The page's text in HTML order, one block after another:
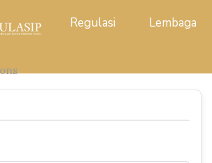
Regulasi Lembaga